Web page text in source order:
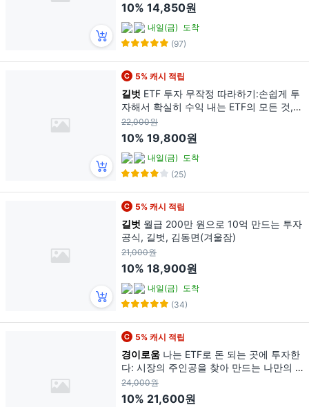
10% 14,850원
내일(금)
도착
(97)
5% 캐시 적립
길벗 ETF 투자 무작정 따라하기:손쉽게 투
자해서 확실히 수익 내는 ETF의 모든 것,
길벗, 윤재수
22,000원
10% 19,800원
내일(금)
도착
(25)
5% 캐시 적립
길벗 월급 200만 원으로 10억 만드는 투자
공식, 길벗, 김동면(겨울잠)
21,000원
10% 18,900원
내일(금)
도착
(34)
5% 캐시 적립
경이로움 나는 ETF로 돈 되는 곳에 투자한
다: 시장의 주인공을 찾아 만드는 나만의 E
TF포트폴리오, 경이로움, 김수정
24,000원
10% 21,600원